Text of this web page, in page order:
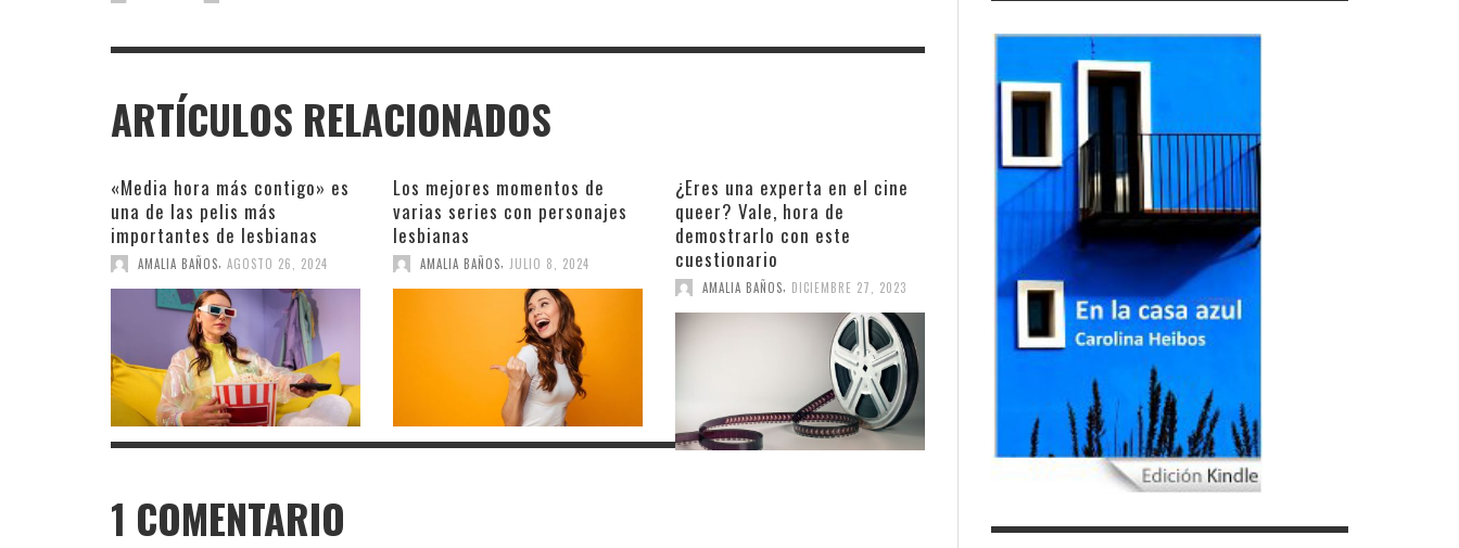
ARTÍCULOS RELACIONADOS
«Media hora más contigo» es
una de las pelis más
importantes de lesbianas
AMALIA BAÑOS AGOSTO 26, 2024
Los mejores momentos de
varias series con personajes
lesbianas
AMALIA BAÑOS JULIO 8, 2024
¿Eres una experta en el cine
queer? Vale, hora de
demostrarlo con este
cuestionario
AMALIA BAÑOS DICIEMBRE 27, 2023
1 COMENTARIO